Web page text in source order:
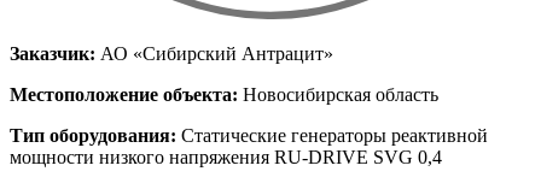
Заказчик: АО «Сибирский Антрацит»
Местоположение объекта: Новосибирская область
Тип оборудования: Статические генераторы реактивной
мощности низкого напряжения RU-DRIVE SVG 0,4